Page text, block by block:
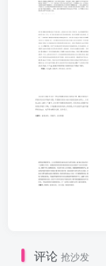
第5页 / 共35页
评论 抢沙发